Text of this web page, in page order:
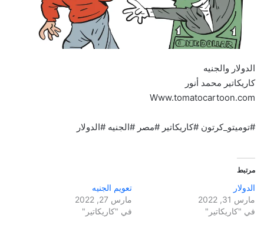
الدولار والجنيه
كاريكاتير محمد أنور
Www.tomatocartoon.com
#توميتو_كرتون #كاريكاتير #مصر #الجنيه #الدولار
مرتبط
الدولار
مارس 31, 2022
في "كاريكاتير"
تعويم الجنيه
مارس 27, 2022
في "كاريكاتير"